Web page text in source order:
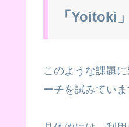
「Yoitoki
このような課題
ーチを試みてい